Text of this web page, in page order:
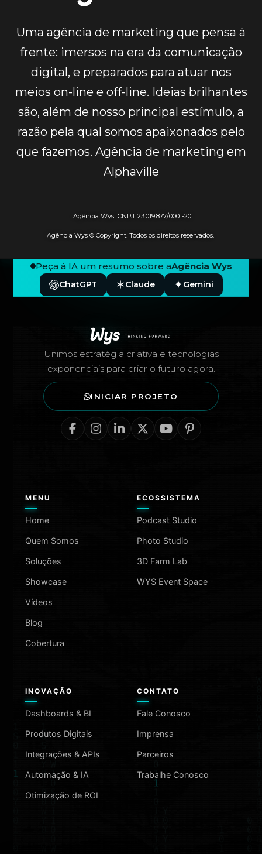
Uma agência de marketing que pensa à
frente: imersos na era da comunicação
digital, e preparados para atuar nos
meios on-line e off-line. Ideias brilhantes
são, além de nosso principal estímulo, a
razão pela qual somos apaixonados pelo
que fazemos. Agência de marketing em
Alphaville
Agência Wys © Copyright. Todos os direitos reservados.
Agência Wys CNPJ: 23.019.877/0001-20
Peça à IA um resumo sobre aAgência Wys
ChatGPT Claude Gemini
Unimos estratégia criativa e tecnologias
exponenciais para criar o futuro agora.
INICIAR PROJETO
MENU
Home
Quem Somos
Soluções
Showcase
Vídeos
Blog
Cobertura
ECOSSISTEMA
Podcast Studio
Photo Studio
3D Farm Lab
WYS Event Space
INOVAÇÃO
Dashboards & BI
Produtos Digitais
Integrações & APIs
Automação & IA
Otimização de ROI
CONTATO
Fale Conosco
Imprensa
Parceiros
Trabalhe Conosco